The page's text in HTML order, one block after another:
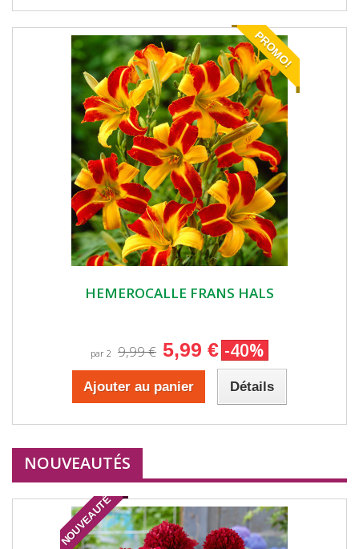
PROMO!
HEMEROCALLE FRANS HALS
par 2 9,99 € 5,99 € -40%
Ajouter au panier Détails
NOUVEAUTÉS
NOUVEAUTÉ